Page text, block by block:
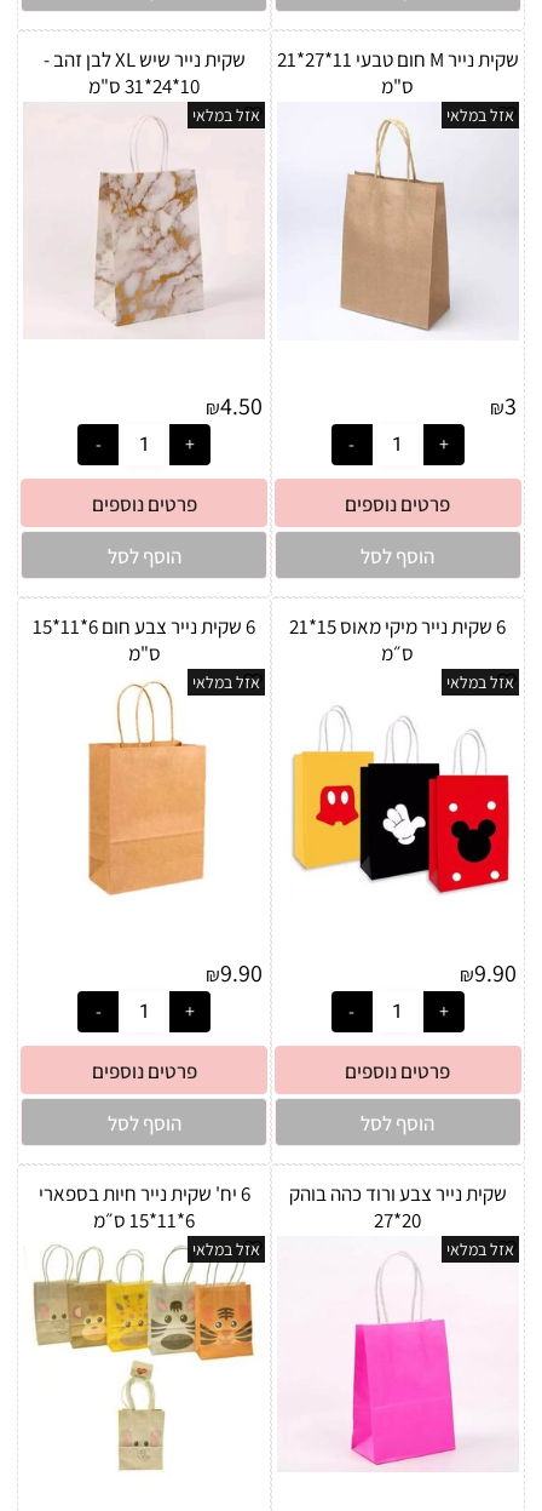
שקית נייר M חום טבעי 11*27*21
ס"מ
אזל במלאי
₪3
פרטים נוספים
הוסף לסל
שקית נייר שיש XL לבן זהב -
10*24*31 ס"מ
אזל במלאי
₪4.50
פרטים נוספים
הוסף לסל
6 שקית נייר מיקי מאוס 15*21
ס״מ
אזל במלאי
₪9.90
פרטים נוספים
הוסף לסל
6 שקית נייר צבע חום 6*11*15
ס"מ
אזל במלאי
₪9.90
פרטים נוספים
הוסף לסל
שקית נייר צבע ורוד כהה בוהק
20*27
אזל במלאי
6 יח' שקית נייר חיות בספארי
6*11*15 ס״מ
אזל במלאי